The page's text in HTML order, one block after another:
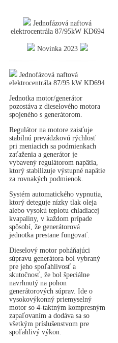
Jednofázová naftová
elektrocentrála 87/95kW KD694
Novinka 2023
Jednofázová naftová
elektrocentrála 87/95 kW KD694
Jednotka motor/generátor
pozostáva z dieselového motora
spojeného s generátorom.
Regulátor na motore zaisťuje
stabilnú prevádzkovú rýchlosť
pri meniacich sa podmienkach
zaťaženia a generátor je
vybavený regulátorom napätia,
ktorý stabilizuje výstupné napätie
za rovnakých podmienok.
Systém automatického vypnutia,
ktorý deteguje nízky tlak oleja
alebo vysokú teplotu chladiacej
kvapaliny, v každom prípade
spôsobí, že generátorová
jednotka prestane fungovať.
Dieselový motor poháňajúci
súpravu generátora bol vybraný
pre jeho spoľahlivosť a
skutočnosť, že bol špeciálne
navrhnutý na pohon
generátorových súprav. Ide o
vysokovýkonný priemyselný
motor so 4-taktným kompresným
zapaľovaním a dodáva sa so
všetkým príslušenstvom pre
spoľahlivý výkon.